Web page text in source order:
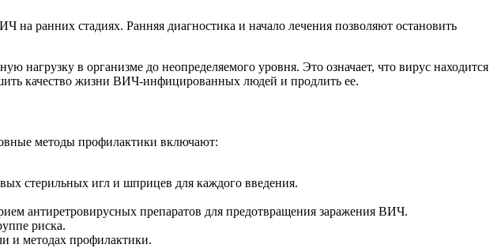
ранних стадиях. Ранняя диагностика и начало лечения позволяют остановить
нагрузку в организме до неопределяемого уровня. Это означает, что вирус находится
качество жизни ВИЧ-инфицированных людей и продлить ее.
методы профилактики включают:
стерильных игл и шприцев для каждого введения.
антиретровирусных препаратов для предотвращения заражения ВИЧ.
риска.
и методах профилактики.